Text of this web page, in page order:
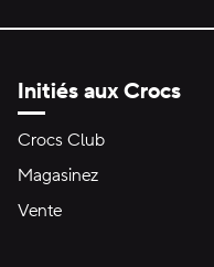
Initiés aux Crocs
Crocs Club
Magasinez
Vente